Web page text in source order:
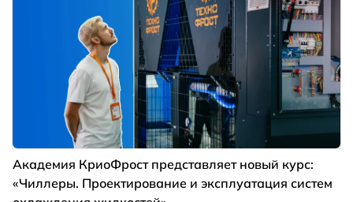
Академия КриоФрост представляет новый курс:
«Чиллеры. Проектирование и эксплуатация систем